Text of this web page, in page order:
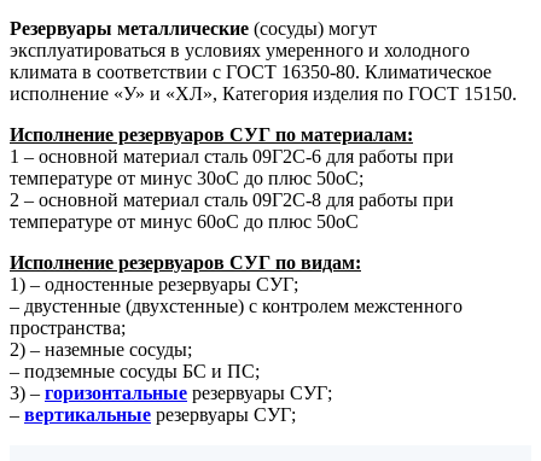
Резервуары металлические (сосуды) могут
эксплуатироваться в условиях умеренного и холодного
климата в соответствии с ГОСТ 16350-80. Климатическое
исполнение «У» и «ХЛ», Категория изделия по ГОСТ 15150.
Исполнение резервуаров СУГ по материалам:
1 – основной материал сталь 09Г2С-6 для работы при
температуре от минус 30oС до плюс 50oС;
2 – основной материал сталь 09Г2С-8 для работы при
температуре от минус 60oС до плюс 50oС
Исполнение резервуаров СУГ по видам:
1) – одностенные резервуары СУГ;
– двустенные (двухстенные) с контролем межстенного
пространства;
2) – наземные сосуды;
– подземные сосуды БС и ПС;
3) – горизонтальные резервуары СУГ;
– вертикальные резервуары СУГ;